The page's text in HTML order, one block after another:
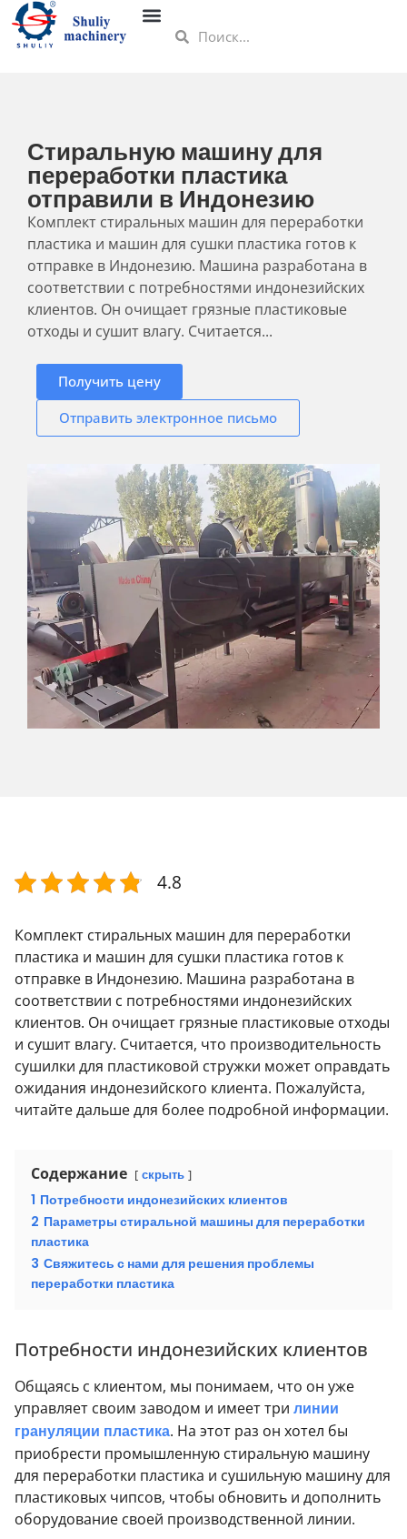
Стиральную машину для
переработки пластика
отправили в Индонезию
Комплект стиральных машин для переработки
пластика и машин для сушки пластика готов к
отправке в Индонезию. Машина разработана в
соответствии с потребностями индонезийских
клиентов. Он очищает грязные пластиковые
отходы и сушит влагу. Считается...
Получить цену
Отправить электронное письмо
4.8
Комплект стиральных машин для переработки
пластика и машин для сушки пластика готов к
отправке в Индонезию. Машина разработана в
соответствии с потребностями индонезийских
клиентов. Он очищает грязные пластиковые отходы
и сушит влагу. Считается, что производительность
сушилки для пластиковой стружки может оправдать
ожидания индонезийского клиента. Пожалуйста,
читайте дальше для более подробной информации.
Содержание скрыть
1 Потребности индонезийских клиентов
2 Параметры стиральной машины для переработки
пластика
3 Свяжитесь с нами для решения проблемы
переработки пластика
Потребности индонезийских клиентов
Общаясь с клиентом, мы понимаем, что он уже
управляет своим заводом и имеет три линии
грануляции пластика. На этот раз он хотел бы
приобрести промышленную стиральную машину
для переработки пластика и сушильную машину для
пластиковых чипсов, чтобы обновить и дополнить
оборудование своей производственной линии.